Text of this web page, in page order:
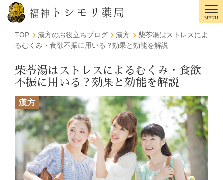
福神 トシモリ薬局 MENU
TOP
漢方のお役立ちブログ 漢方
柴苓湯はストレスによ
るむくみ・食欲不振に用いる？効果と効能を解説
柴苓湯はストレスによるむくみ・食欲
不振に用いる？効果と効能を解説
漢方